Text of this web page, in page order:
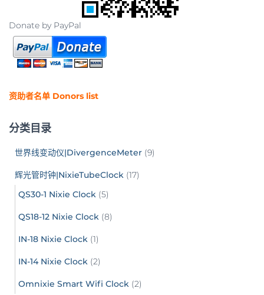
Donate by PayPal
资助者名单 Donors list
分类目录
世界线变动仪|DivergenceMeter (9)
辉光管时钟|NixieTubeClock (17)
QS30-1 Nixie Clock (5)
QS18-12 Nixie Clock (8)
IN-18 Nixie Clock (1)
IN-14 Nixie Clock (2)
Omnixie Smart Wifi Clock (2)